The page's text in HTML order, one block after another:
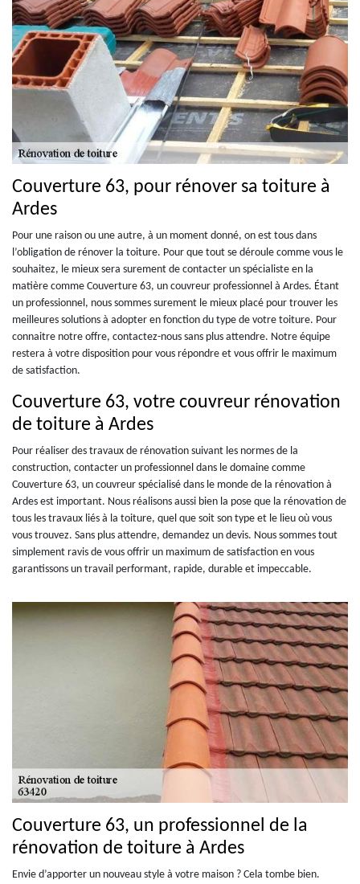
Couverture 63, pour rénover sa toiture à
Ardes
Pour une raison ou une autre, à un moment donné, on est tous dans
l’obligation de rénover la toiture. Pour que tout se déroule comme vous le
souhaitez, le mieux sera surement de contacter un spécialiste en la
matière comme Couverture 63, un couvreur professionnel à Ardes. Étant
un professionnel, nous sommes surement le mieux placé pour trouver les
meilleures solutions à adopter en fonction du type de votre toiture. Pour
connaitre notre offre, contactez-nous sans plus attendre. Notre équipe
restera à votre disposition pour vous répondre et vous offrir le maximum
de satisfaction.
Couverture 63, votre couvreur rénovation
de toiture à Ardes
Pour réaliser des travaux de rénovation suivant les normes de la
construction, contacter un professionnel dans le domaine comme
Couverture 63, un couvreur spécialisé dans le monde de la rénovation à
Ardes est important. Nous réalisons aussi bien la pose que la rénovation de
tous les travaux liés à la toiture, quel que soit son type et le lieu où vous
vous trouvez. Sans plus attendre, demandez un devis. Nous sommes tout
simplement ravis de vous offrir un maximum de satisfaction en vous
garantissons un travail performant, rapide, durable et impeccable.
Couverture 63, un professionnel de la
rénovation de toiture à Ardes
Envie d’apporter un nouveau style à votre maison ? Cela tombe bien.